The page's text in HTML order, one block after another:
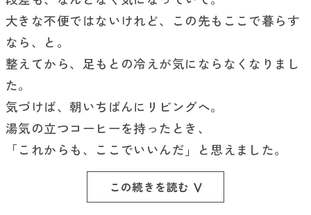
大きな不便ではないけれど、この先もここで暮らす
なら、と。
整えてから、足もとの冷えが気にならなくなりまし
た。
気づけば、朝いちばんにリビングへ。
湯気の立つコーヒーを持ったとき、
「これからも、ここでいいんだ」と思えました。
この続きを読む